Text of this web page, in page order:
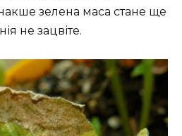
зелена маса стане ще
не зацвіте.